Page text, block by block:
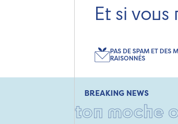
Et si
PAS DE SPAM ET DES
RAISONNÉS
BREAKING NEWS
moche oui,